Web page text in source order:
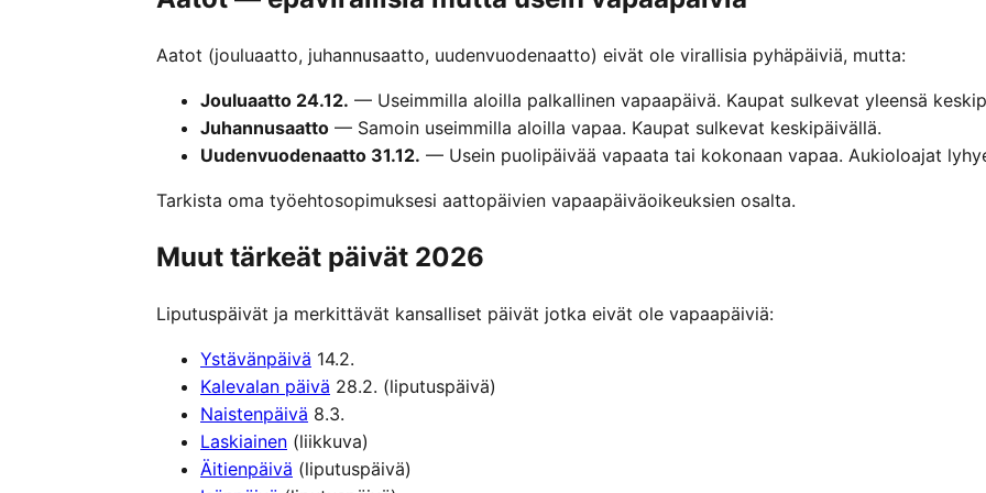
Aatot (jouluaatto, juhannusaatto, uudenvuodenaatto) eivät ole virallisia pyhäpäiviä, mutta:
Jouluaatto 24.12. — Useimmilla aloilla palkallinen vapaapäivä. Kaupat sulkevat yleensä
Juhannusaatto — Samoin useimmilla aloilla vapaa. Kaupat sulkevat keskipäivällä.
Uudenvuodenaatto 31.12. — Usein puolipäivää vapaata tai kokonaan vapaa. Aukioloajat
Tarkista oma työehtosopimuksesi aattopäivien vapaapäiväoikeuksien osalta.
Muut tärkeät päivät 2026
Liputuspäivät ja merkittävät kansalliset päivät jotka eivät ole vapaapäiviä:
Ystävänpäivä 14.2.
Kalevalan päivä 28.2. (liputuspäivä)
Naistenpäivä 8.3.
Laskiainen (liikkuva)
Äitienpäivä (liputuspäivä)